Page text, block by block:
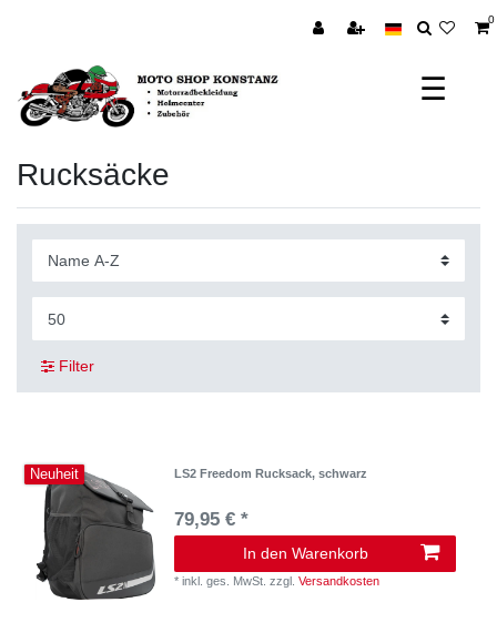
0
☰
Rucksäcke
Filter
Neuheit LS2 Freedom Rucksack, schwarz
79,95 € *
In den Warenkorb
*inkl. ges. MwSt. zzgl.Versandkosten